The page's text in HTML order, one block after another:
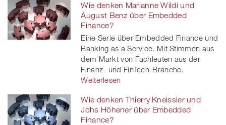
Wie denken Marianne Wildi und
August Benz über Embedded
Finance?
Eine Serie über Embedded Finance und
Banking as a Service. Mit Stimmen aus
dem Markt von Fachleuten aus der
Finanz- und FinTech-Branche.
Weiterlesen
Wie denken Thierry Kneissler und
Johs Höhener über Embedded
Finance?